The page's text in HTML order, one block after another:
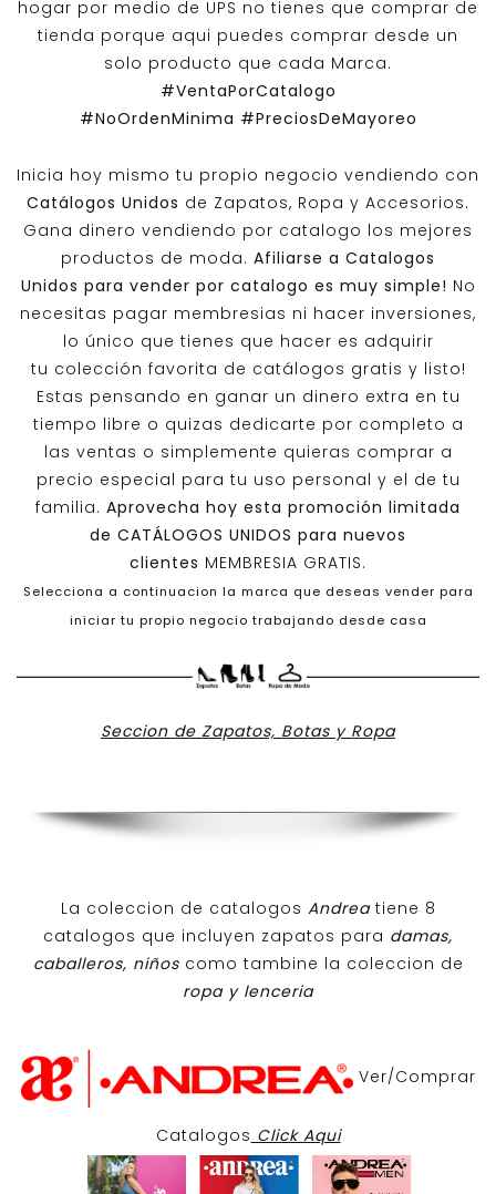
hogar por medio de UPS no tienes que comprar de
tienda porque aqui puedes comprar desde un
solo producto que cada Marca.
#VentaPorCatalogo
#NoOrdenMinima #PreciosDeMayoreo
Inicia hoy mismo tu propio negocio vendiendo con
Catálogos Unidos de Zapatos, Ropa y Accesorios.
Gana dinero vendiendo por catalogo los mejores
productos de moda. Afiliarse a Catalogos
Unidos para vender por catalogo es muy simple! No
necesitas pagar membresias ni hacer inversiones,
lo único que tienes que hacer es adquirir
tu colección favorita de catálogos gratis y listo!
Estas pensando en ganar un dinero extra en tu
tiempo libre o quizas dedicarte por completo a
las ventas o simplemente quieras comprar a
precio especial para tu uso personal y el de tu
familia. Aprovecha hoy esta promoción limitada
de CATÁLOGOS UNIDOS para nuevos
clientes MEMBRESIA GRATIS.
Selecciona a continuacion la marca que deseas vender para
iniciar tu propio negocio trabajando desde casa
Seccion de Zapatos, Botas y Ropa
La coleccion de catalogos Andreatiene 8
catalogos que incluyen zapatos para damas,
caballeros, niños como tambine la coleccion de
ropa y lenceria
Ver/Comprar
Catalogos Click Aqui